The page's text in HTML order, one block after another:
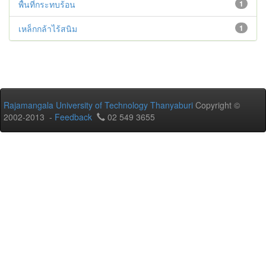
1
พื้นที่กระทบร้อน
1
เหล็กกล้าไร้สนิม
Rajamangala University of Technology Thanyaburi Copyright ©
2002-2013 - Feedback 02 549 3655